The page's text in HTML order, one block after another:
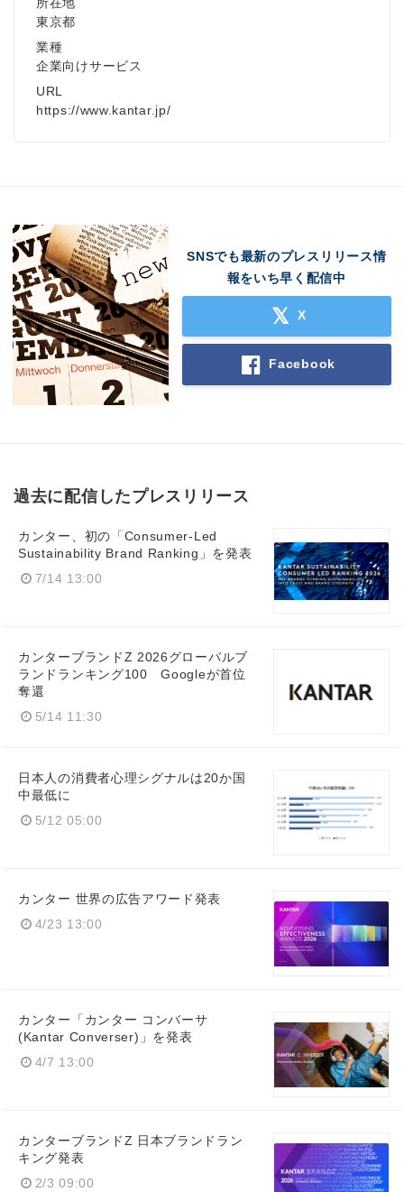
所在地
東京都
業種
企業向けサービス
URL
https://www.kantar.jp/
SNSでも最新のプレスリリース情
報をいち早く配信中
X
Facebook
過去に配信したプレスリリース
カンター、初の「Consumer-Led
Sustainability Brand Ranking」を発表
7/14 13:00
カンターブランドZ 2026グローバルブ
ランドランキング100 Googleが首位
奪還
5/14 11:30
日本人の消費者心理シグナルは20か国
中最低に
5/12 05:00
カンター 世界の広告アワード発表
4/23 13:00
カンター「カンター コンバーサ
(Kantar Converser)」を発表
4/7 13:00
カンターブランドZ 日本ブランドラン
キング発表
2/3 09:00
English